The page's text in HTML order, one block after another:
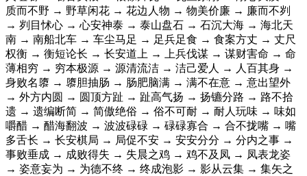
质而不野 → 野草闲花 → 花边人物 → 物美价廉 → 廉而不刿
→ 刿目怵心 → 心安神泰 → 泰山盘石 → 石沉大海 → 海北天
南 → 南船北车 → 车尘马足 → 足兵足食 → 食案方丈 → 丈尺
权衡 → 衡短论长 → 长安道上 → 上兵伐谋 → 谋财害命 → 命
薄相穷 → 穷本极源 → 源清流洁 → 洁己爱人 → 人百其身 →
身败名隳 → 隳胆抽肠 → 肠肥脑满 → 满不在意 → 意出望外
→ 外方内圆 → 圆顶方趾 → 趾高气扬 → 扬镳分路 → 路不拾
遗 → 遗编断简 → 简傲绝俗 → 俗不可耐 → 耐人玩味 → 味如
嚼醋 → 醋海翻波 → 波波碌碌 → 碌碌寡合 → 合不拢嘴 → 嘴
多舌长 → 长安棋局 → 局促不安 → 安安分分 → 分内之事 →
事败垂成 → 成败得失 → 失晨之鸡 → 鸡不及凤 → 凤表龙姿
→ 姿意妄为 → 为德不终 → 终成泡影 → 影从云集 → 集矢之